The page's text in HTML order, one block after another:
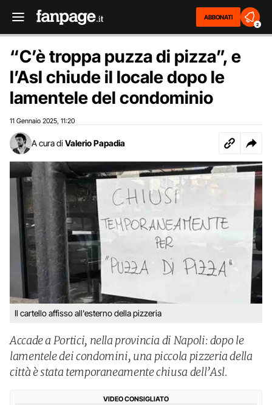
ABBONATI
2
“C’è troppa puzza di pizza”, e
l’Asl chiude il locale dopo le
lamentele del condominio
11 Gennaio 2025 11:20
A cura di Valerio Papadia
Il cartello affisso all'esterno della pizzeria
Accade a Portici, nella provincia di Napoli: dopo le
lamentele dei condomini, una piccola pizzeria della
città è stata temporaneamente chiusa dell’Asl.
VIDEO CONSIGLIATO